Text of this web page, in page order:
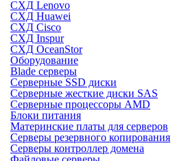
СХД Lenovo
СХД Huawei
СХД Cisco
СХД Inspur
СХД OceanStor
Оборудование
Blade серверы
Серверные SSD диски
Cерверные жесткие диски SAS
Серверные процессоры AMD
Блоки питания
Материнские платы для серверов
Серверы резервного копирования
Серверы контроллер домена